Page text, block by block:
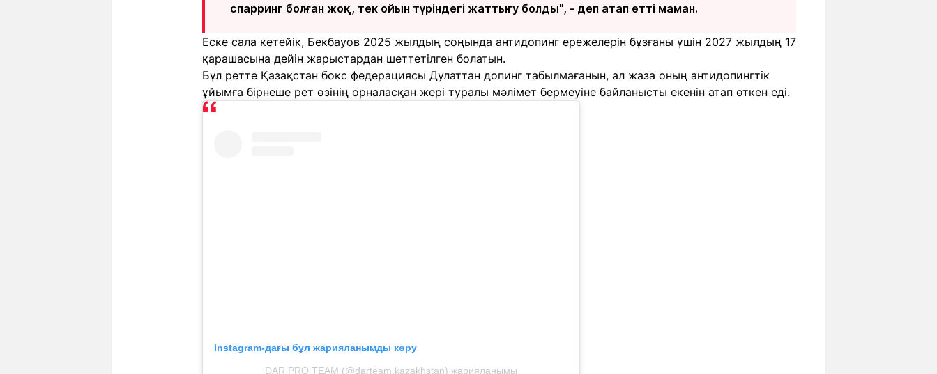
спарринг болған жоқ, тек ойын түріндегі жаттығу болды", - деп атап өтті маман.
Еске сала кетейік, Бекбауов 2025 жылдың соңында антидопинг ережелерін бұзғаны үшін 2027 жылдың 17
қарашасына дейін жарыстардан шеттетілген болатын.
Бұл ретте Қазақстан бокс федерациясы Дулаттан допинг табылмағанын, ал жаза оның антидопингтік
ұйымға бірнеше рет өзінің орналасқан жері туралы мәлімет бермеуіне байланысты екенін атап өткен еді.
Instagram-дағы бұл жарияланымды көру
DAR PRO TEAM (@darteam.kazakhstan) жарияланымы